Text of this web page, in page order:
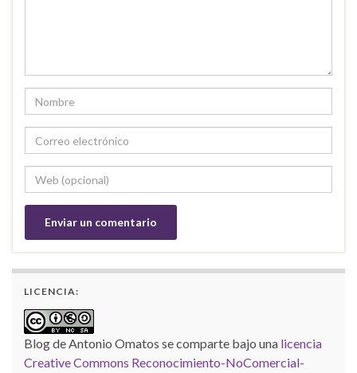
LICENCIA:
Blog de Antonio Omatos se comparte bajo una licencia
Creative Commons Reconocimiento-NoComercial-